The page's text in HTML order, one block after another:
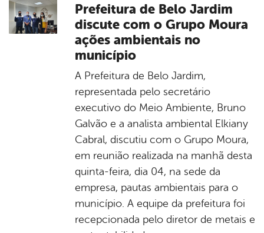
Prefeitura de Belo Jardim
discute com o Grupo Moura
ações ambientais no
município
A Prefeitura de Belo Jardim,
representada pelo secretário
executivo do Meio Ambiente, Bruno
Galvão e a analista ambiental Elkiany
Cabral, discutiu com o Grupo Moura,
em reunião realizada na manhã desta
quinta-feira, dia 04, na sede da
empresa, pautas ambientais para o
município. A equipe da prefeitura foi
recepcionada pelo diretor de metais e